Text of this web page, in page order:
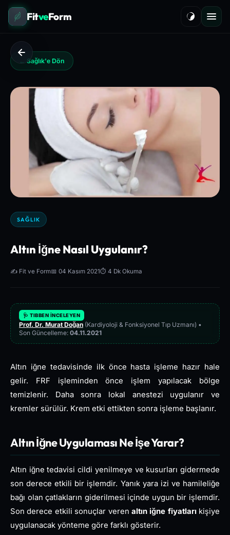
FitveForm
← Sağlık'e Dön
SAĞLIK
Altın İğne Nasıl Uygulanır?
✍️ Fit ve Form📅 04 Kasım 2021⏱️ 4 Dk Okuma
🩺 TIBBEN İNCELEYEN
Prof. Dr. Murat Doğan (Kardiyoloji & Fonksiyonel Tıp Uzmanı) •
Son Güncelleme: 04.11.2021
Altın iğne tedavisinde ilk önce hasta işleme hazır hale
gelir. FRF işleminden önce işlem yapılacak bölge
temizlenir. Daha sonra lokal anestezi uygulanır ve
kremler sürülür. Krem etki ettikten sonra işleme başlanır.
Altın İğne Uygulaması Ne İşe Yarar?
Altın iğne tedavisi cildi yenilmeye ve kusurları gidermede
son derece etkili bir işlemdir. Yanık yara izi ve hamileliğe
bağı olan çatlakların giderilmesi içinde uygun bir işlemdir.
Son derece etkili sonuçlar veren altın iğne fiyatları kişiye
uygulanacak yönteme göre farklı gösterir.